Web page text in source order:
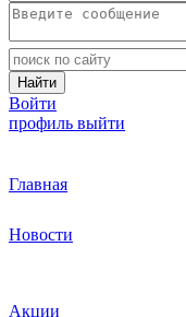
Найти
Войти
профиль выйти
Главная
Новости
Акции